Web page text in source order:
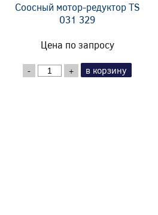
Соосный мотор-редуктор TS
031 329
Цена по запросу
- + в корзину